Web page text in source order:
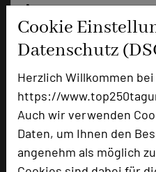
Cookie
Datenschutz
Herzlich Willkommen bei
https://
Auch wir verwenden
Daten, um Ihnen den
angenehm als möglich
phone +49 6021 6302-0
mail Email
language Homepage
zur
Bewertung